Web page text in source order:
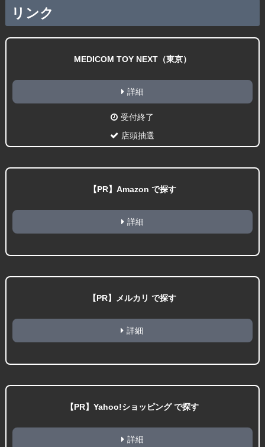
リンク
MEDICOM TOY NEXT（東京）
詳細
受付終了
店頭抽選
【PR】Amazon で探す
詳細
【PR】メルカリ で探す
詳細
【PR】Yahoo!ショッピング で探す
詳細